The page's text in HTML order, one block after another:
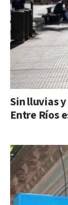
Sin lluvias
Entre Ríos